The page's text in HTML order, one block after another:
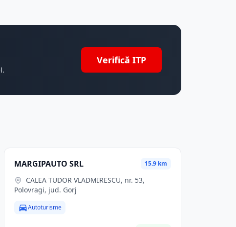
Verifică ITP
MARGIPAUTO SRL 15.9 km
Polovragi, jud. Gorj
Autoturisme